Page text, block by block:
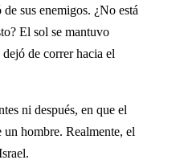
sus enemigos. ¿No está
El sol se mantuvo
de correr hacia el
ni después, en que el
un hombre. Realmente, el